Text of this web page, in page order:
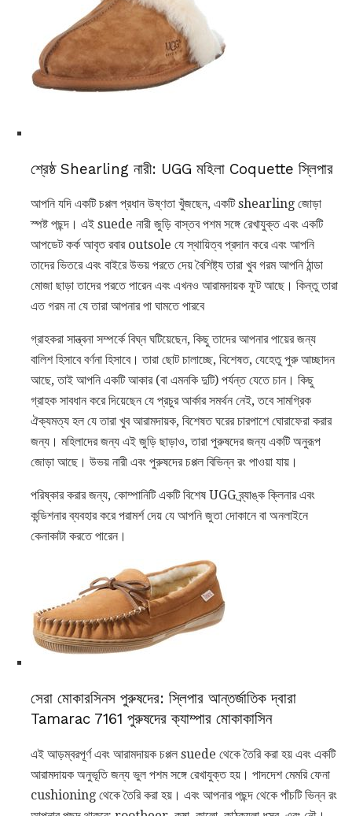
শ্রেষ্ঠ Shearling নারী: UGG মহিলা Coquette স্লিপার
আপনি যদি একটি চপ্পল প্রধান উষ্ণতা খুঁজছেন, একটি shearling জোড়া
স্পষ্ট পছন্দ। এই suede নারী জুড়ি বাস্তব পশম সঙ্গে রেখাযুক্ত এবং একটি
আপডেট কর্ক আবৃত রবার outsole যে স্থায়িত্ব প্রদান করে এবং আপনি
তাদের ভিতরে এবং বাইরে উভয় পরতে দেয় বৈশিষ্ট্য তারা খুব গরম আপনি ঠান্ডা
মোজা ছাড়া তাদের পরতে পারেন এবং এখনও আরামদায়ক ফুট আছে। কিন্তু তারা
এত গরম না যে তারা আপনার পা ঘামতে পারবে
গ্রাহকরা সান্ত্বনা সম্পর্কে বিঘ্ন ঘটিয়েছেন, কিছু তাদের আপনার পায়ের জন্য
বালিশ হিসাবে বর্ণনা হিসাবে। তারা ছোট চালাচ্ছে, বিশেষত, যেহেতু পুরু আচ্ছাদন
আছে, তাই আপনি একটি আকার (বা এমনকি দুটি) পর্যন্ত যেতে চান। কিছু
গ্রাহক সাবধান করে দিয়েছেন যে প্রচুর আর্কার সমর্থন নেই, তবে সামগ্রিক
ঐক্যমত্য হল যে তারা খুব আরামদায়ক, বিশেষত ঘরের চারপাশে ঘোরাফেরা করার
জন্য। মহিলাদের জন্য এই জুড়ি ছাড়াও, তারা পুরুষদের জন্য একটি অনুরূপ
জোড়া আছে। উভয় নারী এবং পুরুষদের চপ্পল বিভিন্ন রং পাওয়া যায়।
পরিষ্কার করার জন্য, কোম্পানিটি একটি বিশেষ UGG ব্র্যাঙ্ক ক্লিনার এবং
কন্ডিশনার ব্যবহার করে পরামর্শ দেয় যে আপনি জুতা দোকানে বা অনলাইনে
কেনাকাটা করতে পারেন।
সেরা মোকারসিনস পুরুষদের: স্লিপার আন্তর্জাতিক দ্বারা
Tamarac 7161 পুরুষদের ক্যাম্পার মোকাকাসিন
এই আড়ম্বরপূর্ণ এবং আরামদায়ক চপ্পল suede থেকে তৈরি করা হয় এবং একটি
আরামদায়ক অনুভূতি জন্য ভুল পশম সঙ্গে রেখাযুক্ত হয়। পাদদেশ মেমরি ফেনা
cushioning থেকে তৈরি করা হয়। এবং আপনার পছন্দ থেকে পাঁচটি ভিন্ন রং